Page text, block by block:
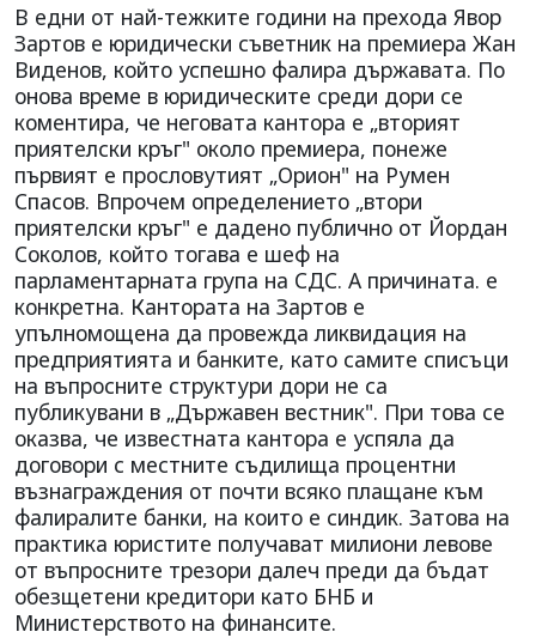
В едни от най-тежките години на прехода Явор
Зартов е юридически съветник на премиера Жан
Виденов, който успешно фалира държавата. По
онова време в юридическите среди дори се
коментира, че неговата кантора е „вторият
приятелски кръг" около премиера, понеже
първият е прословутият „Орион" на Румен
Спасов. Впрочем определението „втори
приятелски кръг" е дадено публично от Йордан
Соколов, който тогава е шеф на
парламентарната група на СДС. А причината. е
конкретна. Кантората на Зартов е
упълномощена да провежда ликвидация на
предприятията и банките, като самите списъци
на въпросните структури дори не са
публикувани в „Държавен вестник". При това се
оказва, че известната кантора е успяла да
договори с местните съдилища процентни
възнаграждения от почти всяко плащане към
фалиралите банки, на които е синдик. Затова на
практика юристите получават милиони левове
от въпросните трезори далеч преди да бъдат
обезщетени кредитори като БНБ и
Министерството на финансите.